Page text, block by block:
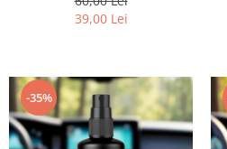
39,00 Lei
-35%